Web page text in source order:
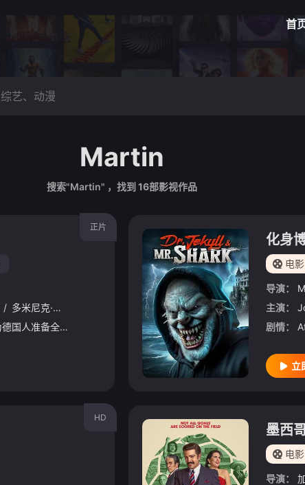
首
Martin
搜索"Martin" ，找到 16部影视作品
正片
/ 多米尼克·马林札 莫里茨·福尔曼 / Till / Firit / 克里斯托夫·弗兰肯
作为宣传部长，约瑟夫·戈培尔为德国人准备全面战争和大屠杀制作了电影和图片。当战争失败时，他构思着他最后的舞台，对他来说可能是最激进的宣传行为。
化身
电影
导演：
主演：
剧情：
立
HD
墨西
电影
导演：